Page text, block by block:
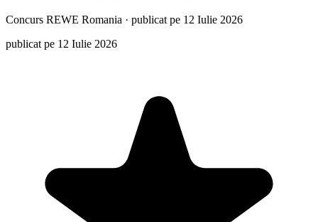
Concurs REWE Romania · publicat pe 12 Iulie 2026
publicat pe 12 Iulie 2026